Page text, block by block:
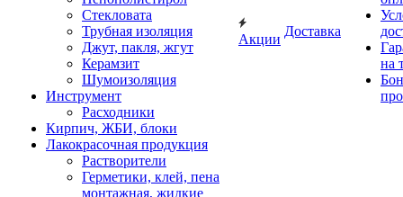
Стекловата
Трубная изоляция
Джут, пакля, жгут
Керамзит
Шумоизоляция
Инструмент
Расходники
Кирпич, ЖБИ, блоки
Лакокрасочная продукция
Растворители
Герметики, клей, пена
монтажная, жидкие
Акции
Доставка
на